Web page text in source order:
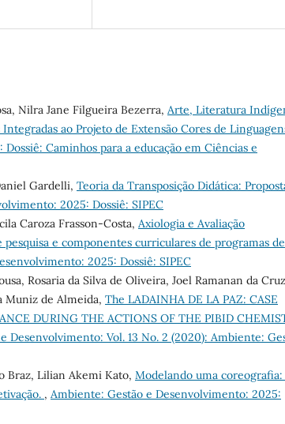
Nilra Jane Filgueira Bezerra, Arte, Literatura
ao Projeto de Extensão Cores de
Caminhos para a educação em Ciências e
Gardelli, Teoria da Transposição Didática:
2025: Dossiê: SIPEC
Caroza Frasson-Costa, Axiologia e Avaliação
e componentes curriculares de programas de
2025: Dossiê: SIPEC
Rosaria da Silva de Oliveira, Joel Ramanan da
Muniz de Almeida, The LADAINHA DE LA PAZ: CASE
DURING THE ACTIONS OF THE PIBID
Desenvolvimento: Vol. 13 No. 2 (2020): Ambiente:
Braz, Lilian Akemi Kato, Modelando uma coreografia:
, Ambiente: Gestão e Desenvolvimento: 2025: